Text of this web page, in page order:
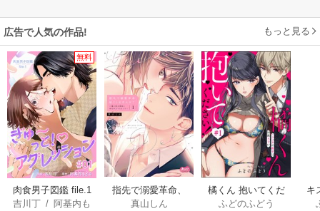
広告で人気の作品! もっと見る
無料
肉食男子図鑑 file.1
ぎゅ〜っと！アグ
吉川丁 /阿基内も
指先で溺愛革命、
起こしませんか？
真山しん
橘くん 抱いてくだ
さい！ ハジメテの
ふどのふどう
キ